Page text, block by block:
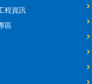
程資訊
區